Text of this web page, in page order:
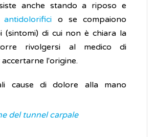
anche stando a riposo e
antidolorifici o se compaiono
(sintomi) di cui non è chiara la
rivolgersi al medico di
l'origine.
cause di dolore alla mano
del tunnel carpale